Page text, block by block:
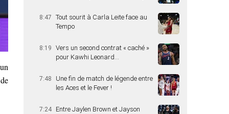
8:47
Tout sourit à Carla Leite face au
Tempo
8:19
Vers un second contrat « caché »
pour Kawhi Leonard…
7:48
Une fin de match de légende entre
les Aces et le Fever !
7:24
Entre Jaylen Brown et Jayson